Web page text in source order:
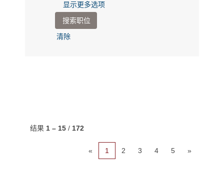
显示更多选项
清除
结果 1 – 15 / 172
« 1 2 3 4 5 »